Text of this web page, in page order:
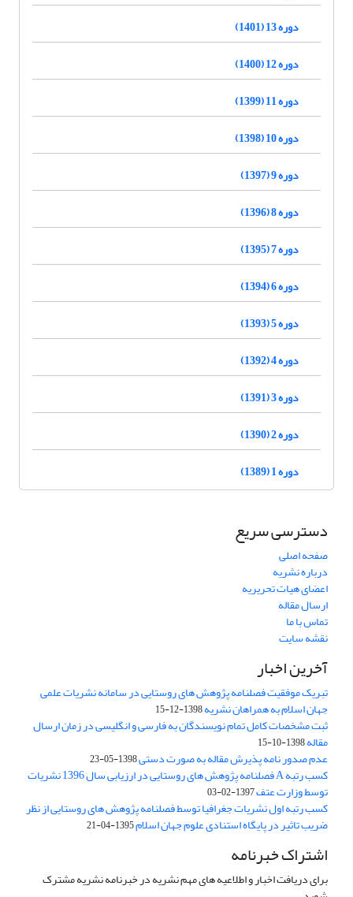
دوره 13 (1401)
دوره 12 (1400)
دوره 11 (1399)
دوره 10 (1398)
دوره 9 (1397)
دوره 8 (1396)
دوره 7 (1395)
دوره 6 (1394)
دوره 5 (1393)
دوره 4 (1392)
دوره 3 (1391)
دوره 2 (1390)
دوره 1 (1389)
دسترسی سریع
صفحه اصلی
درباره نشریه
اعضای هیات تحریریه
ارسال مقاله
تماس با ما
نقشه سایت
آخرین اخبار
تبریک موفقیت فصلنامه پژوهش های روستایی در سامانه نشریات علمی
جهان اسلام به همراهان نشریه1398-12-15
ثبت مشخصات کامل تمام نویسندگان به فارسی و انگلیسی در زمان ارسال
مقاله1398-10-15
عدم صدور نامه پذیرش مقاله به صورت دستی1398-05-23
کسب رتبه A فصلنامه پژوهش های روستایی در ارزیابی سال 1396 نشریات
توسط وزارت عتف1397-02-03
کسب رتبه اول نشریات جغرافیا توسط فصلنامه پژوهش های روستایی از نظر
ضریب تاثیر در پایگاه استنادی علوم جهان اسلام1395-04-21
اشتراک خبرنامه
برای دریافت اخبار و اطلاعیه های مهم نشریه در خبرنامه نشریه مشترک